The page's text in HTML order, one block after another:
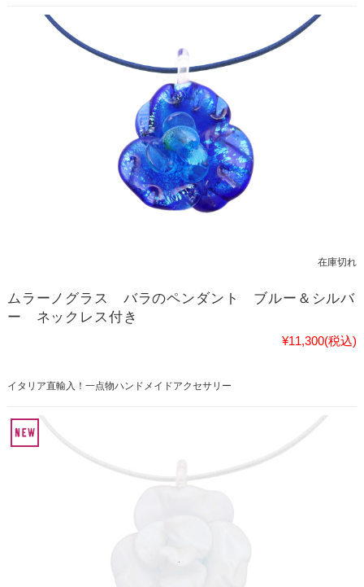
在庫切れ
ムラーノグラス バラのペンダント ブルー＆シルバ
ー ネックレス付き
¥11,300(税込)
イタリア直輸入！一点物ハンドメイドアクセサリー